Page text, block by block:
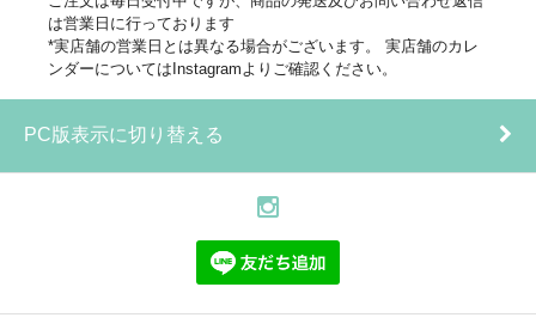
は営業日に行っております
*実店舗の営業日とは異なる場合がございます。 実店舗のカレ
ンダーについてはInstagramよりご確認ください。
PC版表示に切り替える